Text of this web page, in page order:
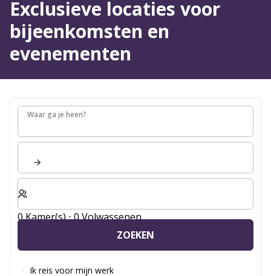
Exclusieve locaties voor
bijeenkomsten en
evenementen
Waar ga je heen?
Waar ga je heen?
Selecteer het aantal kamers en gasten voor je verblijf
0 Kamer(s) ⋅ 0 Volwassenen
ZOEKEN
Ik reis voor mijn werk